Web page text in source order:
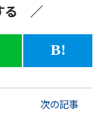
る
B!
次の記事